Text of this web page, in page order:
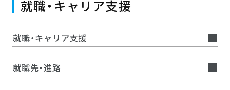
就職・キャリア支援
就職・キャリア支援
就職先・進路